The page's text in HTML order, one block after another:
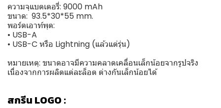
ความจุแบตเตอรี่: 9000 mAh
ขนาด: 93.5*30*55 mm.
พอร์ตเอาท์พุต:
• USB-A
• USB-C หรือ Lightning (แล้วแต่รุ่น)
หมายเหตุ: ขนาดอาจมีความคลาดเคลื่อนเล็กน้อยจากรูปจริง
เนื่องจากการผลิตแต่ละล็อต ต่างกันเล็กน้อยได้
สกรีน LOGO :